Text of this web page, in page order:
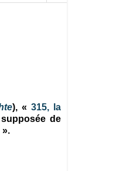
), «315, la
de
».